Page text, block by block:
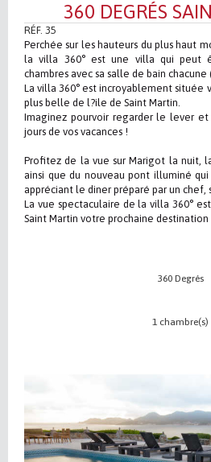
360 DEGRÉS
RÉF. 35
Perchée sur les hauteurs du plus haut
la villa 360° est une villa qui peut
chambres avec sa salle de bain chacune
La villa 360° est incroyablement située
plus belle de l?ile de Saint Martin.
Imaginez pourvoir regarder le lever
jours de vos vacances !
Profitez de la vue sur Marigot la nuit,
ainsi que du nouveau pont illuminé
appréciant le diner préparé par un chef,
La vue spectaculaire de la villa 360°
Saint Martin votre prochaine destination
360 Degrés
1 chambre(s)